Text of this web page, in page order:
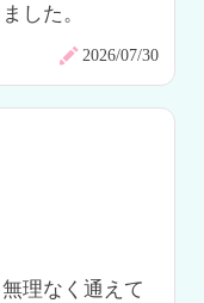
した。
2026/07/30
理なく通えて